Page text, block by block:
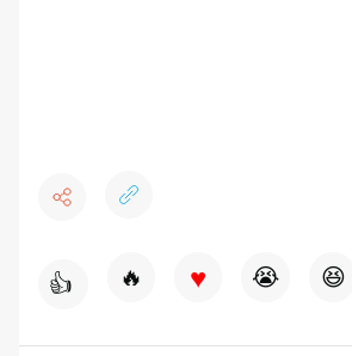
👍 🔥 ♥ 😭 😆